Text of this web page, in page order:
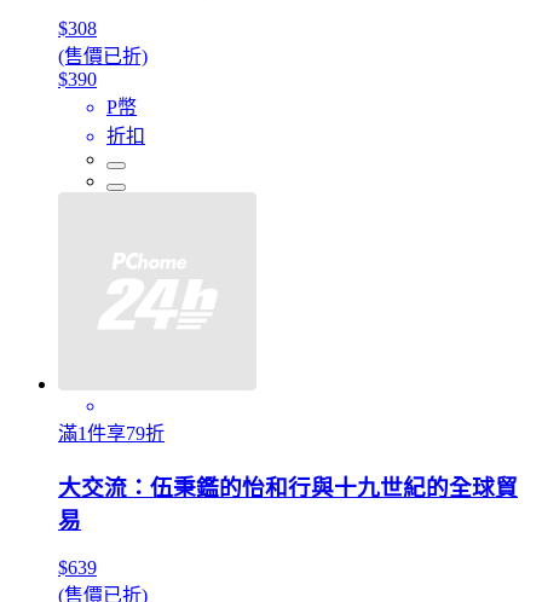
$308
(售價已折)
$390
P幣
折扣
滿1件享79折
大交流：伍秉鑑的怡和行與十九世紀的全球貿
易
$639
(售價已折)